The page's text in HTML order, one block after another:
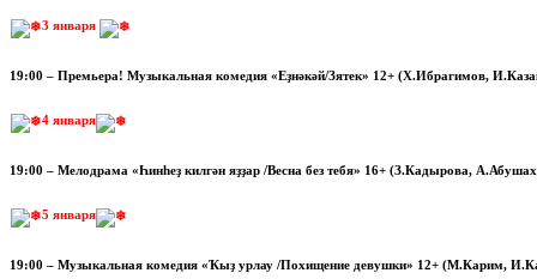
3 января
19:00 – Премьера! Музыкальная комедия «Еҙнәкәй/Зятек» 12+ (Х.Ибрагимов,
4 января
19:00 – Мелодрама «Һинһеҙ килгән яҙҙар /Весна без тебя» 16+ (З.Кадырова,
5 января
19:00 – Музыкальная комедия «Ҡыҙ урлау /Похищение девушки» 12+ (М.Карим,